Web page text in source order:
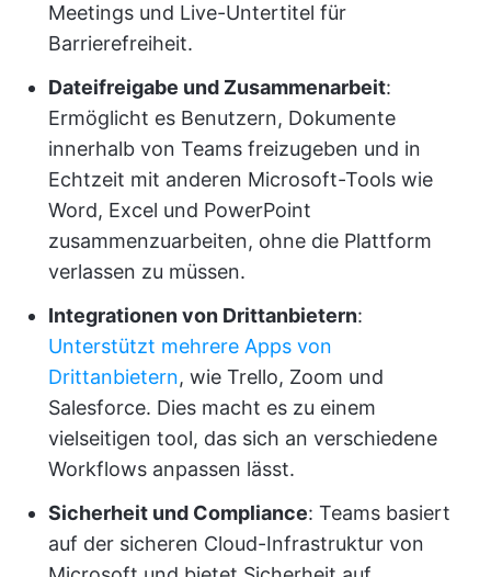
Meetings und Live-Untertitel für
Barrierefreiheit.
Dateifreigabe und Zusammenarbeit:
Ermöglicht es Benutzern, Dokumente
innerhalb von Teams freizugeben und in
Echtzeit mit anderen Microsoft-Tools wie
Word, Excel und PowerPoint
zusammenzuarbeiten, ohne die Plattform
verlassen zu müssen.
Integrationen von Drittanbietern:
Unterstützt mehrere Apps von
Drittanbietern, wie Trello, Zoom und
Salesforce. Dies macht es zu einem
vielseitigen tool, das sich an verschiedene
Workflows anpassen lässt.
Sicherheit und Compliance: Teams basiert
auf der sicheren Cloud-Infrastruktur von